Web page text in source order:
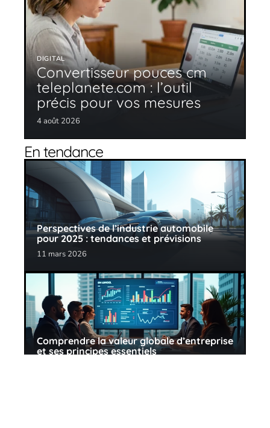
DIGITAL
Convertisseur pouces cm
teleplanete.com : l’outil
précis pour vos mesures
4 août 2026
En tendance
Perspectives de l’industrie automobile
pour 2025 : tendances et prévisions
11 mars 2026
Comprendre la valeur globale d’entreprise
et ses principes essentiels